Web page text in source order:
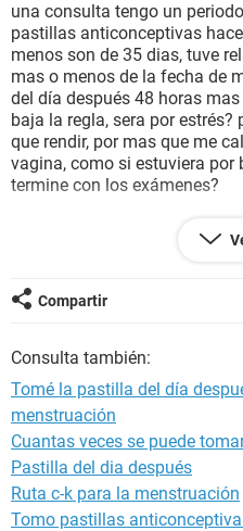
SEXUALIDAD
GLOSARIO
una consulta tengo un
pastillas anticonceptivas
menos son de 35 dias, tuve
mas o menos de la fecha de
del día después 48 horas
baja la regla, sera por
que rendir, por mas que me
vagina, como si estuviera por
termine con los exámenes?
día de ultima menstruación
calcule menstruación el 15
hoy 24 de julio no me baja.
mañana 25 tengo final de una
después.
Compartir
Consulta también:
Tomé la pastilla del día
menstruación
Cuantas veces se puede
Pastilla del dia después
Ruta c-k para la menstruación
Tomo pastillas